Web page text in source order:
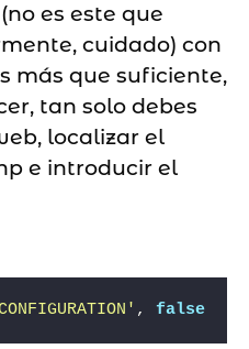
es este que
cuidado) con
más que suficiente,
tan solo debes
localizar el
e introducir el
, false